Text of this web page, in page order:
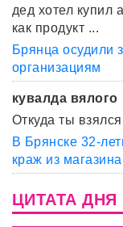
дед хотел купил
как продукт ...
Брянца осудили
организациям
кувалда вялого
Откуда ты
В Брянске 32-
краж из магазина
ЦИТАТА ДНЯ